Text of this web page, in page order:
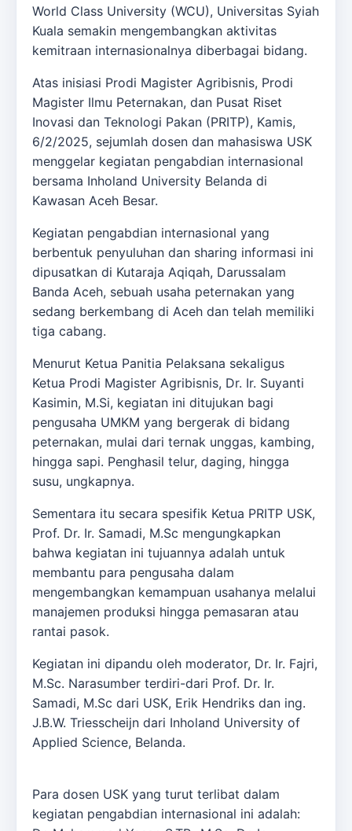
World Class University (WCU), Universitas Syiah
Kuala semakin mengembangkan aktivitas
kemitraan internasionalnya diberbagai bidang.
Atas inisiasi Prodi Magister Agribisnis, Prodi
Magister Ilmu Peternakan, dan Pusat Riset
Inovasi dan Teknologi Pakan (PRITP), Kamis,
6/2/2025, sejumlah dosen dan mahasiswa USK
menggelar kegiatan pengabdian internasional
bersama Inholand University Belanda di
Kawasan Aceh Besar.
Kegiatan pengabdian internasional yang
berbentuk penyuluhan dan sharing informasi ini
dipusatkan di Kutaraja Aqiqah, Darussalam
Banda Aceh, sebuah usaha peternakan yang
sedang berkembang di Aceh dan telah memiliki
tiga cabang.
Menurut Ketua Panitia Pelaksana sekaligus
Ketua Prodi Magister Agribisnis, Dr. Ir. Suyanti
Kasimin, M.Si, kegiatan ini ditujukan bagi
pengusaha UMKM yang bergerak di bidang
peternakan, mulai dari ternak unggas, kambing,
hingga sapi. Penghasil telur, daging, hingga
susu, ungkapnya.
Sementara itu secara spesifik Ketua PRITP USK,
Prof. Dr. Ir. Samadi, M.Sc mengungkapkan
bahwa kegiatan ini tujuannya adalah untuk
membantu para pengusaha dalam
mengembangkan kemampuan usahanya melalui
manajemen produksi hingga pemasaran atau
rantai pasok.
Kegiatan ini dipandu oleh moderator, Dr. Ir. Fajri,
M.Sc. Narasumber terdiri-dari Prof. Dr. Ir.
Samadi, M.Sc dari USK, Erik Hendriks dan ing.
J.B.W. Triesscheijn dari Inholand University of
Applied Science, Belanda.
Para dosen USK yang turut terlibat dalam
kegiatan pengabdian internasional ini adalah: